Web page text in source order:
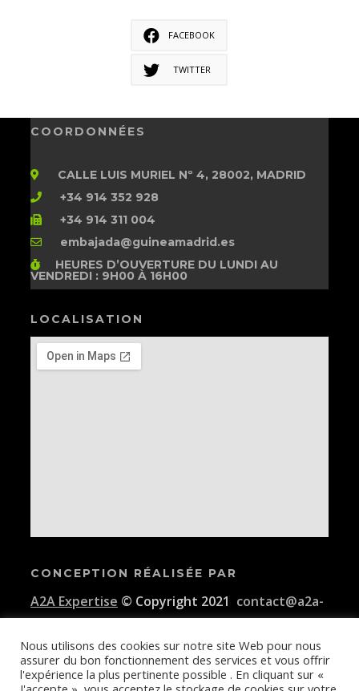
FACEBOOK
TWITTER
COORDONNÉES
CALLE LUIS MURIEL Nº 4, 28002, MADRID
+34 914 352 928
+34 914 311 004
embajada@guineamadrid.es
HEURES D’OUVERTUREDU LUNDI AU
VENDREDI : 9H00 À 16H00
LOCALISATION
CONCEPTION RÉALISÉE PAR
A2A Expertise © Copyright 2021 contact@a2a-
expertise.com
Conditions générales d'utilisation de la plateforme E-KAIDI
Nous utilisons des cookies sur notre site Web pour nous
assurer du bon fonctionnement des services et vous offrir
l'expérience la plus pertinente possible . En cliquant sur «